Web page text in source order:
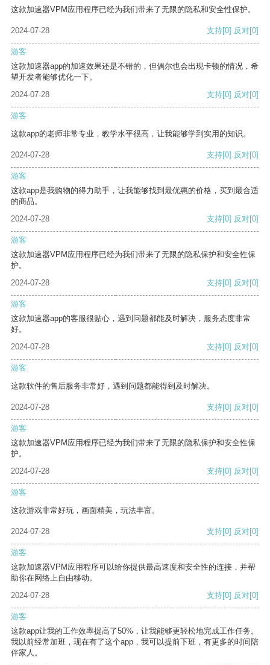
这款加速器VPM应用程序已经为我们带来了无限的隐私和安全性保护。
2024-07-28 支持[0] 反对[0]
游客
这款加速器app的加速效果还是不错的，但偶尔也会出现卡顿的情况，希
望开发者能够优化一下。
2024-07-28
支持[0] 反对[0]
游客
这款app的老师非常专业，教学水平很高，让我能够学到实用的知识。
2024-07-28 支持[0] 反对[0]
游客
这款app是我购物的得力助手，让我能够找到最优惠的价格，买到最合适
的商品。
2024-07-28
支持[0] 反对[0]
游客
这款加速器VPM应用程序已经为我们带来了无限的隐私保护和安全性保
护。
2024-07-28
支持[0] 反对[0]
游客
这款加速器app的客服很贴心，遇到问题都能及时解决，服务态度非常
好。
2024-07-28
支持[0] 反对[0]
游客
这款软件的售后服务非常好，遇到问题都能得到及时解决。
2024-07-28 支持[0] 反对[0]
游客
这款加速器VPM应用程序已经为我们带来了无限的隐私保护和安全性保
护。
2024-07-28
支持[0] 反对[0]
游客
这款游戏非常好玩，画面精美，玩法丰富。
2024-07-28 支持[0] 反对[0]
游客
这款加速器VPM应用程序可以给你提供最高速度和安全性的连接，并帮
助你在网络上自由移动。
2024-07-28
支持[0] 反对[0]
游客
这款app让我的工作效率提高了50%，让我能够更轻松地完成工作任务。
我以前经常加班，现在有了这个app，我可以提前下班，有更多的时间陪
伴家人。